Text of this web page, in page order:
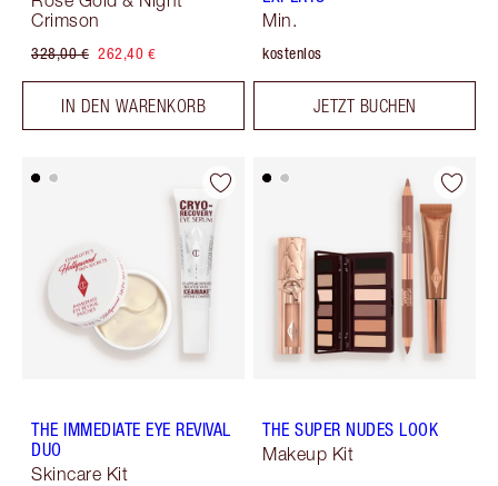
Crimson
328,00 € 262,40 €
IN DEN WARENKORB
Min.
kostenlos
JETZT BUCHEN
THE IMMEDIATE EYE REVIVAL
DUO
Skincare Kit
THE SUPER NUDES LOOK
Makeup Kit